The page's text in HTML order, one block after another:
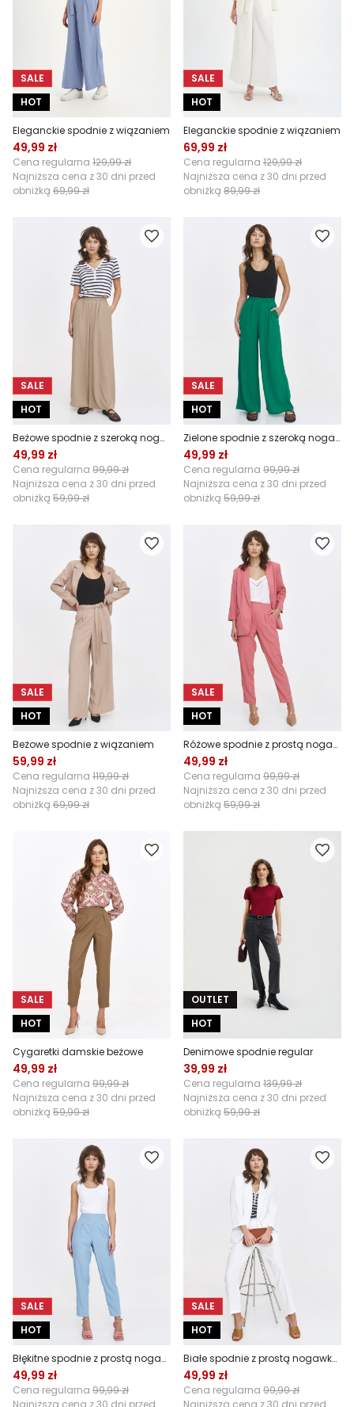
SALE
HOT
Eleganckie spodnie z wiązaniem
49,99 zł
Cena regularna 129,99 zł
Najniższa cena z 30 dni przed
obniżką 69,99 zł
SALE
HOT
Eleganckie spodnie z wiązaniem
69,99 zł
Cena regularna 129,99 zł
Najniższa cena z 30 dni przed
obniżką 89,99 zł
SALE
HOT
Beżowe spodnie z szeroką nogawką
49,99 zł
Cena regularna 99,99 zł
Najniższa cena z 30 dni przed
obniżką 59,99 zł
SALE
HOT
Zielone spodnie z szeroką nogawką
49,99 zł
Cena regularna 99,99 zł
Najniższa cena z 30 dni przed
obniżką 59,99 zł
SALE
HOT
Beżowe spodnie z wiązaniem
59,99 zł
Cena regularna 119,99 zł
Najniższa cena z 30 dni przed
obniżką 69,99 zł
SALE
HOT
Różowe spodnie z prostą nogawką w kant
49,99 zł
Cena regularna 99,99 zł
Najniższa cena z 30 dni przed
obniżką 59,99 zł
SALE
HOT
Cygaretki damskie beżowe
49,99 zł
Cena regularna 99,99 zł
Najniższa cena z 30 dni przed
obniżką 59,99 zł
OUTLET
HOT
Denimowe spodnie regular
39,99 zł
Cena regularna 139,99 zł
Najniższa cena z 30 dni przed
obniżką 59,99 zł
SALE
HOT
Błękitne spodnie z prostą nogawką w kant
49,99 zł
Cena regularna 99,99 zł
Najniższa cena z 30 dni przed
SALE
HOT
Białe spodnie z prostą nogawką w kant
49,99 zł
Cena regularna 99,99 zł
Najniższa cena z 30 dni przed